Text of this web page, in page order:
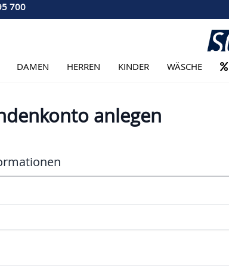
700
DAMEN HERREN KINDER WÄSCHE
anlegen